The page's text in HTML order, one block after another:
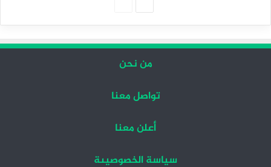
من نحن
تواصل معنا
أعلن معنا
سياسة الخصوصيىة